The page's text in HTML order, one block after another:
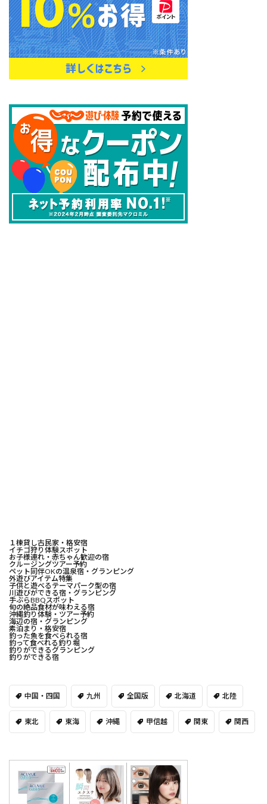
１棟貸し古民家・格安宿
イチゴ狩り体験スポット
お子様連れ・赤ちゃん歓迎の宿
クルージングツアー予約
ペット同伴OKの温泉宿・グランピング
外遊びアイテム特集
子供と遊べるテーマパーク型の宿
川遊びができる宿・グランピング
手ぶらBBQスポット
旬の絶品食材が味わえる宿
沖縄釣り体験・ツアー予約
海辺の宿・グランピング
素泊まり・格安宿
釣った魚を食べられる宿
釣って食べれる釣り堀
釣りができるグランピング
釣りができる宿
中国・四国 九州 全国版 北海道 北陸
東北 東海 沖縄 甲信越 関東 関西